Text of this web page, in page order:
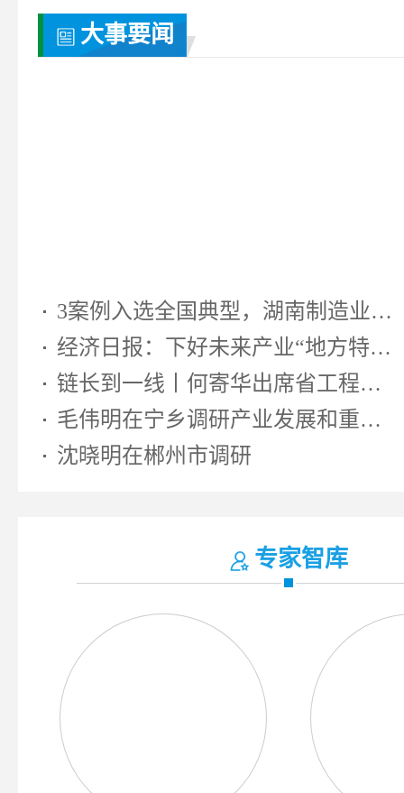
大事要闻
3案例入选全国典型，湖南制造业靠...
经济日报：下好未来产业“地方特色...
链长到一线丨何寄华出席省工程机...
毛伟明在宁乡调研产业发展和重大...
沈晓明在郴州市调研
专家智库